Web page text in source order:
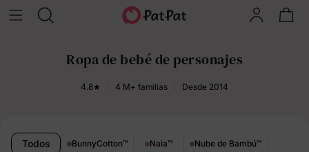
Ropa de bebé de personajes
4.8★ 4 M+ familias Desde 2014
Todos BunnyCotton™ Naia™ Nube de Bambú™